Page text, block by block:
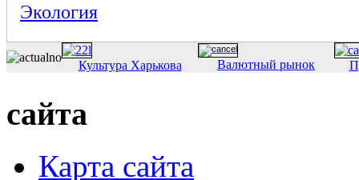
Экология
Культура Харькова Валютный рынок
сайта
Карта сайта